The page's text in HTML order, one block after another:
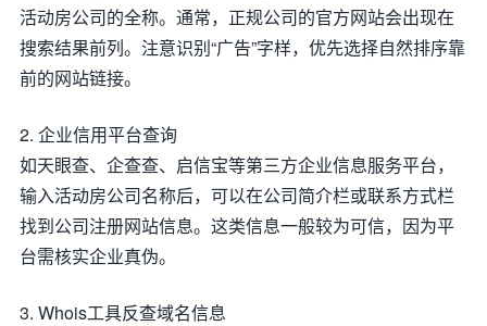
活动房公司的全称。通常，正规公司的官方网站会出现在
搜索结果前列。注意识别“广告”字样，优先选择自然排序靠
前的网站链接。
2. 企业信用平台查询
如天眼查、企查查、启信宝等第三方企业信息服务平台，
输入活动房公司名称后，可以在公司简介栏或联系方式栏
找到公司注册网站信息。这类信息一般较为可信，因为平
台需核实企业真伪。
3. Whois工具反查域名信息